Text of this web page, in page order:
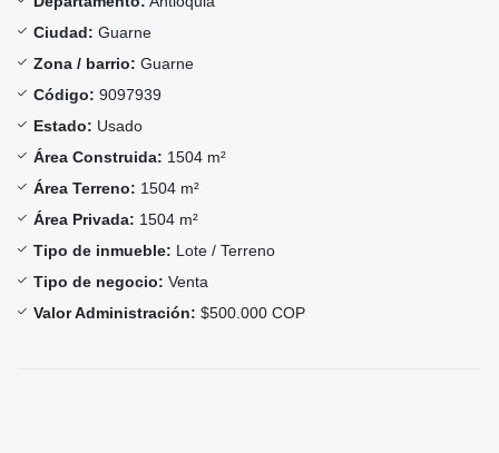
Ciudad: Guarne
Zona / barrio: Guarne
Código: 9097939
Estado: Usado
Área Construida: 1504 m²
Área Terreno: 1504 m²
Área Privada: 1504 m²
Tipo de inmueble: Lote / Terreno
Tipo de negocio: Venta
Valor Administración: $500.000 COP